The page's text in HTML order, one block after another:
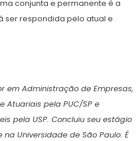
conjunta e permanente é a
ser respondida pelo atual e
em Administração de Empresas,
Atuariais pela PUC/SP e
pela USP. Concluiu seu estágio
Universidade de São Paulo. É